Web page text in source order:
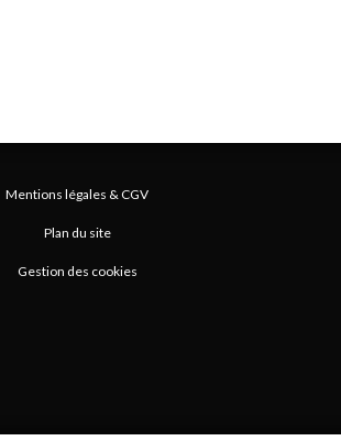
Mentions légales & CGV
Plan du site
Gestion des cookies